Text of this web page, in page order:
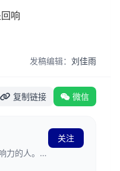
响
发稿编辑： 刘佳雨
复制链接 微信
力的人。创
关注